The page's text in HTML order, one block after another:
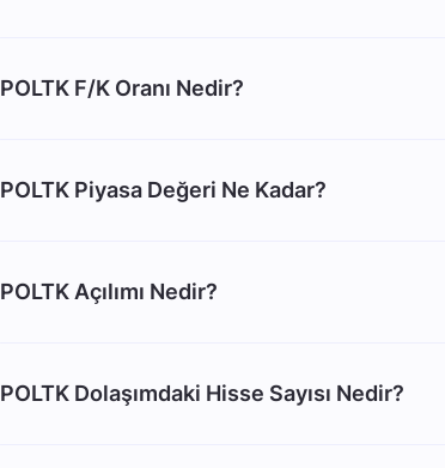
POLTK F/K Oranı Nedir?
POLTK Piyasa Değeri Ne Kadar?
POLTK Açılımı Nedir?
POLTK Dolaşımdaki Hisse Sayısı Nedir?